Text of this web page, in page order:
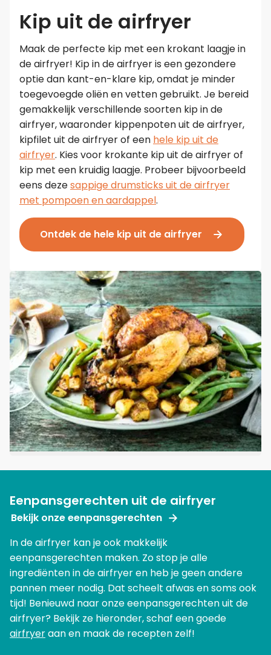
Kip uit de airfryer
Maak de perfecte kip met een krokant laagje in
de airfryer! Kip in de airfryer is een gezondere
optie dan kant-en-klare kip, omdat je minder
toegevoegde oliën en vetten gebruikt. Je bereid
gemakkelijk verschillende soorten kip in de
airfryer, waaronder kippenpoten uit de airfryer,
kipfilet uit de airfryer of een hele kip uit de
airfryer. Kies voor krokante kip uit de airfryer of
kip met een kruidig laagje. Probeer bijvoorbeeld
eens dezesappige drumsticks uit de airfryer
met pompoen en aardappel.
Ontdek de hele kip uit de airfryer
Eenpansgerechten uit de airfryer
Bekijk onze eenpansgerechten
In de airfryer kan je ook makkelijk
eenpansgerechten maken. Zo stop je alle
ingrediënten in de airfryer en heb je geen andere
pannen meer nodig. Dat scheelt afwas en soms ook
tijd! Benieuwd naar onze eenpansgerechten uit de
airfryer? Bekijk ze hieronder, schaf een goede
airfryeraan en maak de recepten zelf!